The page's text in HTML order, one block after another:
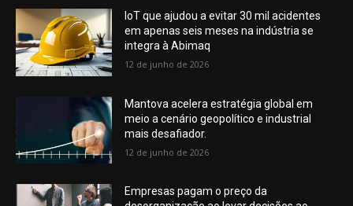
IoT que ajudou a evitar 30 mil acidentes
em apenas seis meses na indústria se
integra à Abimaq
12 de junho de 2026
Mantova acelera estratégia global em
meio a cenário geopolítico e industrial
mais desafiador.
12 de junho de 2026
Empresas pagam o preço da